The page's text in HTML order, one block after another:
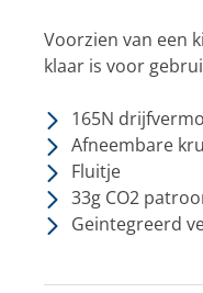
Voorzien van een
klaar is voor
165N
Afneembare
Fluitje
33g CO2
Geintegreerd